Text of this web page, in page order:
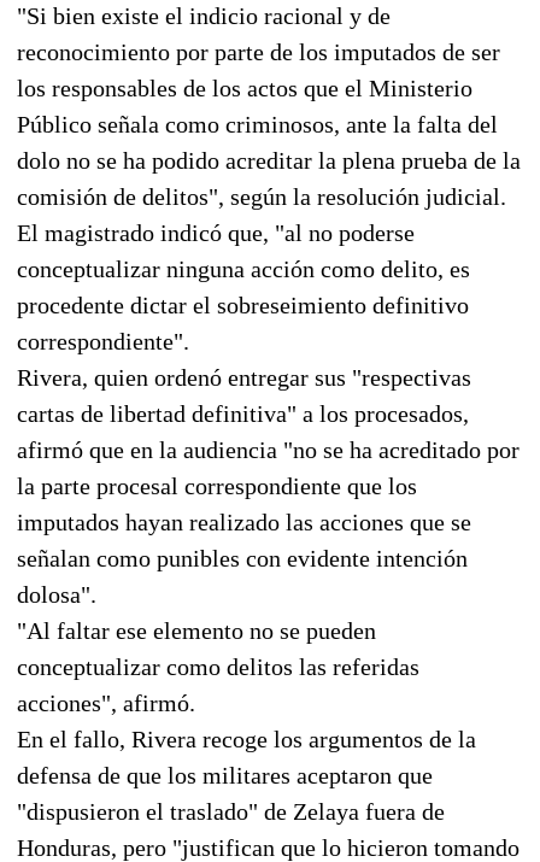
"Si bien existe el indicio racional y de
reconocimiento por parte de los imputados de ser
los responsables de los actos que el Ministerio
Público señala como criminosos, ante la falta del
dolo no se ha podido acreditar la plena prueba de la
comisión de delitos", según la resolución judicial.
El magistrado indicó que, "al no poderse
conceptualizar ninguna acción como delito, es
procedente dictar el sobreseimiento definitivo
correspondiente".
Rivera, quien ordenó entregar sus "respectivas
cartas de libertad definitiva" a los procesados,
afirmó que en la audiencia "no se ha acreditado por
la parte procesal correspondiente que los
imputados hayan realizado las acciones que se
señalan como punibles con evidente intención
dolosa".
"Al faltar ese elemento no se pueden
conceptualizar como delitos las referidas
acciones", afirmó.
En el fallo, Rivera recoge los argumentos de la
defensa de que los militares aceptaron que
"dispusieron el traslado" de Zelaya fuera de
Honduras, pero "justifican que lo hicieron tomando